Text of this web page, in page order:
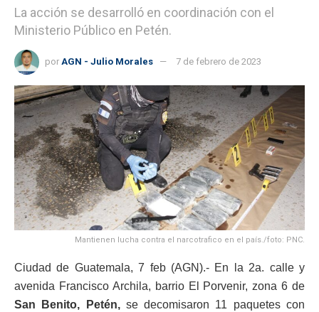
La acción se desarrolló en coordinación con el
Ministerio Público en Petén.
por AGN - Julio Morales 7 de febrero de 2023
Mantienen lucha contra el narcotrafico en el país./foto: PNC.
Ciudad de Guatemala, 7 feb (AGN).- En la 2a. calle y
avenida Francisco Archila, barrio El Porvenir, zona 6 de
San Benito, Petén,se decomisaron 11 paquetes con